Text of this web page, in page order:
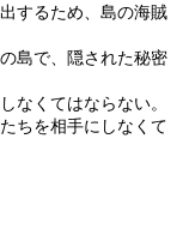
するため、島の海賊
島で、隠された秘密
なくてはならない。
ちを相手にしなくて